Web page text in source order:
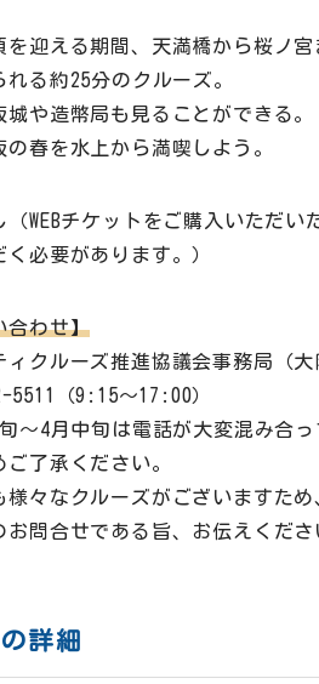
を迎える期間、天満橋から桜ノ
れる約25分のクルーズ。
城や造幣局も見ることができる。
の春を水上から満喫しよう。
（WEBチケットをご購入いただ
く必要があります。）
合わせ】
ィクルーズ推進協議会事務局（大
5511（9:15～17:00）
～4月中旬は電話が大変混み合
ご了承ください。
々なクルーズがございますた
お問合せである旨、お伝えくださ
詳細